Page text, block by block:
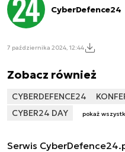
CyberDefence24
7 października 2024, 12:44
Zobacz również
CYBERDEFENCE24
CYBER24 DAY
pokaż
Serwis